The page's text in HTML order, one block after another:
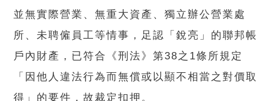
並無實際營業、無重大資產、獨立辦公營業處
所、未聘僱員工等情事，足認「銳亮」的聯邦帳
戶內財產，已符合《刑法》第38之1條所規定
「因他人違法行為而無償或以顯不相當之對價取
得」的要件，故裁定扣押。